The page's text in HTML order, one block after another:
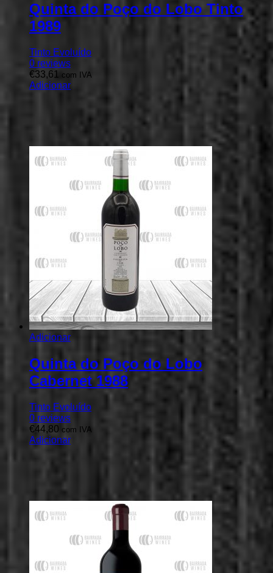
Quinta do Poço do Lobo Tinto
1989
Tinto Evoluído
0 reviews
€33,61 com IVA
Adicionar
Adicionar
Quinta do Poço do Lobo
Cabernet 1988
Tinto Evoluído
0 reviews
€44,80 com IVA
Adicionar